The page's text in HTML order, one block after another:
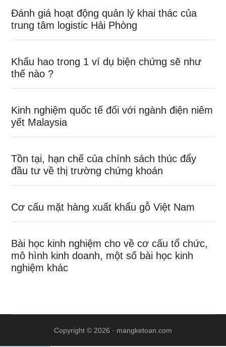
Đánh giá hoạt động quản lý khai thác của
trung tâm logistic Hải Phòng
Khấu hao trong 1 ví dụ biện chứng sẽ như
thế nào ?
Kinh nghiệm quốc tế đối với ngành điện niêm
yết Malaysia
Tồn tại, hạn chế của chính sách thúc đẩy
đầu tư về thị trường chứng khoán
Cơ cấu mặt hàng xuất khẩu gỗ Việt Nam
Bài học kinh nghiệm cho về cơ cấu tổ chức,
mô hình kinh doanh, một số bài học kinh
nghiệm khác
Copyright © 2026 · mangketoan.com